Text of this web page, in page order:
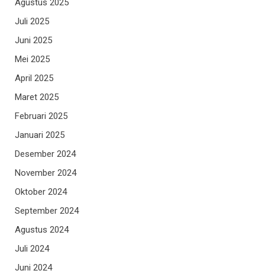
Agustus 2025
Juli 2025
Juni 2025
Mei 2025
April 2025
Maret 2025
Februari 2025
Januari 2025
Desember 2024
November 2024
Oktober 2024
September 2024
Agustus 2024
Juli 2024
Juni 2024